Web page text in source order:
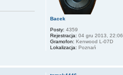
Bacek
Posty: 4359
Rejestracja: 04 gru 2013, 22:06
Gramofon: Kenwood L-07D
Lokalizacja: Poznań